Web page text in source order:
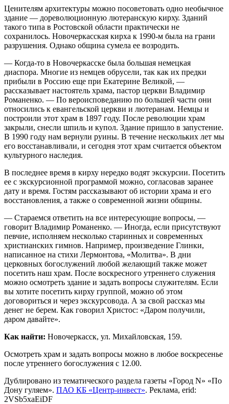
Ценителям архитектуры можно посоветовать одно необычное
здание — дореволюционную лютеранскую кирху. Зданий
такого типа в Ростовской области практически не
сохранилось. Новочеркасская кирха к 1990-м была на грани
разрушения. Однако община сумела ее возродить.
— Когда-то в Новочеркасске была большая немецкая
диаспора. Многие из немцев обрусели, так как их предки
прибыли в Россию еще при Екатерине Великой, —
рассказывает настоятель храма, пастор церкви Владимир
Романенко. — По вероисповеданию по большей части они
относились к евангельской церкви и лютеранам. Немцы и
построили этот храм в 1897 году. После революции храм
закрыли, снесли шпиль и купол. Здание пришло в запустение.
В 1990 году нам вернули руины. В течение нескольких лет мы
его восстанавливали, и сегодня этот храм считается объектом
культурного наследия.
В последнее время в кирху нередко водят экскурсии. Посетить
ее с экскурсионной программой можно, согласовав заранее
дату и время. Гостям рассказывают об истории храма и его
восстановления, а также о современной жизни общины.
— Стараемся ответить на все интересующие вопросы, —
говорит Владимир Романенко. — Иногда, если присутствуют
певчие, исполняем несколько старинных и современных
христианских гимнов. Например, произведение Глинки,
написанное на стихи Лермонтова, «Молитва». В дни
церковных богослужений любой желающий также может
посетить наш храм. После воскресного утреннего служения
можно осмотреть здание и задать вопросы служителям. Если
вы хотите посетить кирху группой, можно об этом
договориться и через экскурсовода. А за свой рассказ мы
денег не берем. Как говорил Христос: «Даром получили,
даром давайте».
Как найти: Новочеркасск, ул. Михайловская, 159.
Осмотреть храм и задать вопросы можно в любое воскресенье
после утреннего богослужения с 12.00.
Дублировано из тематического раздела газеты «Город N» «По
Дону гуляем». ПАО КБ «Центр-инвест». Реклама, erid:
2VSb5xaEiDF